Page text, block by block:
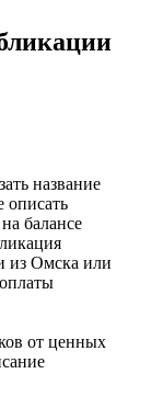
название
описать
балансе
из Омска или
от ценных